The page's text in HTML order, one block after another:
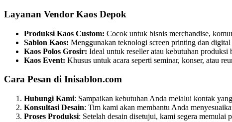
Layanan Vendor Kaos Depok
Produksi Kaos Custom: Cocok untuk bisnis merchandise,
Sablon Kaos: Menggunakan teknologi screen printing dan
Kaos Polos Grosir: Ideal untuk reseller atau kebutuhan produksi
Kaos Event: Khusus untuk acara seperti seminar, konser, atau
Cara Pesan di Inisablon.com
Hubungi Kami: Sampaikan kebutuhan Anda melalui kontak
Konsultasi Desain: Tim kami akan membantu Anda
Proses Produksi: Setelah desain disetujui, kami segera memulai